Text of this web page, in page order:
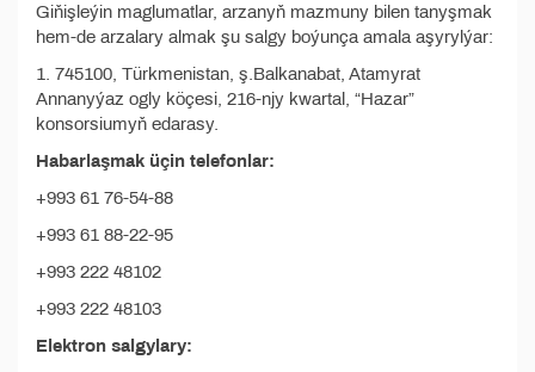
Giňişleýin maglumatlar, arzanyň mazmuny bilen tanyşmak
hem-de arzalary almak şu salgy boýunça amala aşyrylýar:
1. 745100, Türkmenistan, ş.Balkanabat, Atamyrat
Annanyýaz ogly köçesi, 216-njy kwartal, “Hazar”
konsorsiumyň edarasy.
Habarlaşmak üçin telefonlar:
+993 61 76-54-88
+993 61 88-22-95
+993 222 48102
+993 222 48103
Elektron salgylary: